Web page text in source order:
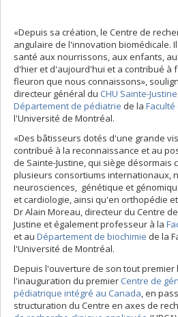
«Depuis sa création, le Centre de
angulaire de l'innovation biomédicale.
santé aux nourrissons, aux enfants,
d'hier et d'aujourd'hui et a contribué à
fleuron que nous connaissons»,
directeur général du CHU Sainte-Justine
Département de pédiatrie de la
l'Université de Montréal.
«Des bâtisseurs dotés d'une grande
contribué à la reconnaissance et au
de Sainte-Justine, qui siège désormais
plusieurs consortiums internationaux,
neurosciences, génétique et
et cardiologie, ainsi qu'en orthopédie
Dr Alain Moreau, directeur du Centre
Justine et également professeur à la
et au Département de biochimie de la
l'Université de Montréal.
Depuis l'ouverture de son tout
l'inauguration du premier Centre de
pédiatrique intégré au Canada, en
structuration du Centre en axes de